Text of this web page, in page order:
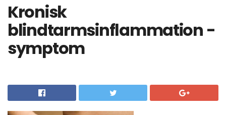
Kronisk
blindtarmsinflammation -
symptom